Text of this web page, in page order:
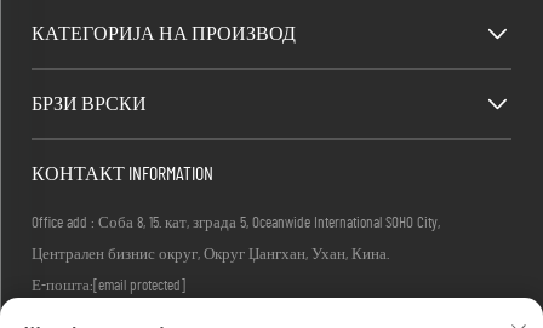
КАТЕГОРИЈА НА ПРОИЗВОД
БРЗИ ВРСКИ
КОНТАКТ INFORMATION
Office add : Соба 8, 15. кат, зграда 5, Oceanwide International SOHO City,
Централен бизнис округ, Округ Џангхан, Ухан, Кина.
Е-пошта: [email protected]